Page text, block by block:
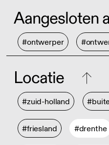
Aangesloten
#ontwerper
Locatie
#zuid-holland
#friesland #drenthe